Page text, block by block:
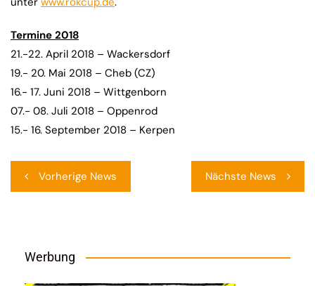
Termine 2018
21.-22. April 2018 – Wackersdorf
19.- 20. Mai 2018 – Cheb (CZ)
16.- 17. Juni 2018 – Wittgenborn
07.- 08. Juli 2018 – Oppenrod
15.- 16. September 2018 – Kerpen
Vorherige News Nächste News
Werbung